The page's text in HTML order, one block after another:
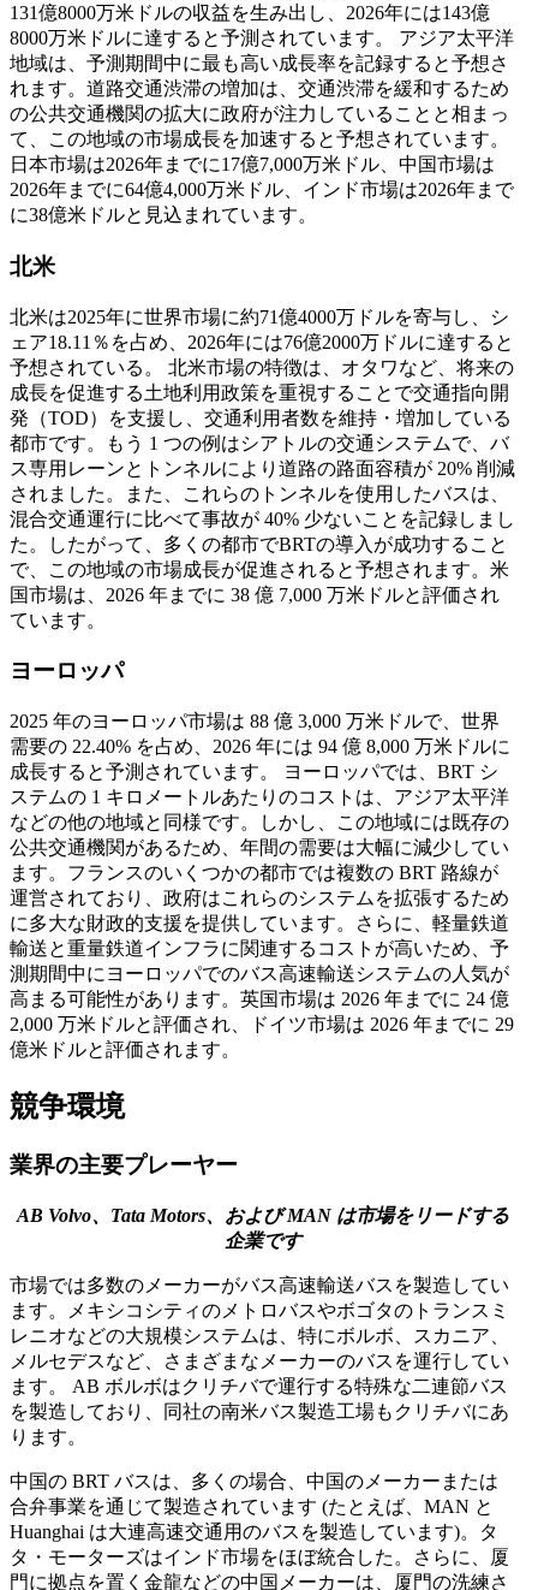
131億8000万米ドルの収益を生み出し、2026年には143億
8000万米ドルに達すると予測されています。
アジア太平洋
地域は、予測期間中に最も高い成長率を記録すると予想さ
れます。道路交通渋滞の増加は、交通渋滞を緩和するため
の公共交通機関の拡大に政府が注力していることと相まっ
て、この地域の市場成長を加速すると予想されています。
日本市場は2026年までに17億7,000万米ドル、中国市場は
2026年までに64億4,000万米ドル、インド市場は2026年まで
に38億米ドルと見込まれています。
北米
北米は2025年に世界市場に約71億4000万ドルを寄与し、シ
ェア18.11％を占め、2026年には76億2000万ドルに達すると
予想されている。
北米市場の特徴は、オタワなど、将来の
成長を促進する土地利用政策を重視することで交通指向開
発（TOD）を支援し、交通利用者数を維持・増加している
都市です。もう 1 つの例はシアトルの交通システムで、バ
ス専用レーンとトンネルにより道路の路面容積が 20% 削減
されました。また、これらのトンネルを使用したバスは、
混合交通運行に比べて事故が 40% 少ないことを記録しまし
た。したがって、多くの都市でBRTの導入が成功すること
で、この地域の市場成長が促進されると予想されます。米
国市場は、2026 年までに 38 億 7,000 万米ドルと評価され
ています。
ヨーロッパ
2025 年のヨーロッパ市場は 88 億 3,000 万米ドルで、世界
需要の 22.40% を占め、2026 年には 94 億 8,000 万米ドルに
成長すると予測されています。
ヨーロッパでは、BRT シ
ステムの 1 キロメートルあたりのコストは、アジア太平洋
などの他の地域と同様です。しかし、この地域には既存の
公共交通機関があるため、年間の需要は大幅に減少してい
ます。フランスのいくつかの都市では複数の BRT 路線が
運営されており、政府はこれらのシステムを拡張するため
に多大な財政的支援を提供しています。さらに、軽量鉄道
輸送と重量鉄道インフラに関連するコストが高いため、予
測期間中にヨーロッパでのバス高速輸送システムの人気が
高まる可能性があります。英国市場は 2026 年までに 24 億
2,000 万米ドルと評価され、ドイツ市場は 2026 年までに 29
億米ドルと評価されます。
競争環境
業界の主要プレーヤー
AB Volvo、Tata Motors、および MAN は市場をリードする
企業です
市場では多数のメーカーがバス高速輸送バスを製造してい
ます。メキシコシティのメトロバスやボゴタのトランスミ
レニオなどの大規模システムは、特にボルボ、スカニア、
メルセデスなど、さまざまなメーカーのバスを運行してい
ます。 AB ボルボはクリチバで運行する特殊な二連節バス
を製造しており、同社の南米バス製造工場もクリチバにあ
ります。
中国の BRT バスは、多くの場合、中国のメーカーまたは
合弁事業を通じて製造されています (たとえば、MAN と
Huanghai は大連高速交通用のバスを製造しています)。タ
タ・モーターズはインド市場をほぼ統合した。さらに、厦
門に拠点を置く金龍などの中国メーカーは、厦門の洗練さ